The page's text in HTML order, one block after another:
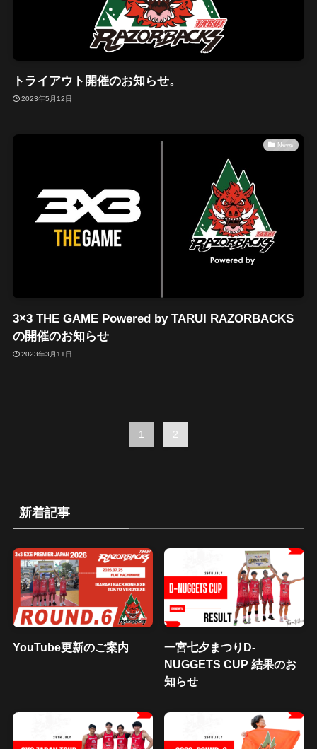
トライアウト開催のお知らせ。
2023年5月12日
News
3×3 THE GAME Powered by TARUI RAZORBACKS
の開催のお知らせ
2023年3月11日
1 2
新着記事
YouTube更新のご案内
一宮七夕まつりD-
NUGGETS CUP 結果のお
知らせ